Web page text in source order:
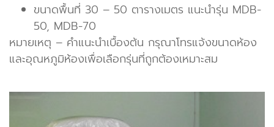
ขนาดพื้นที่ 30 – 50 ตารางเมตร แนะนำรุ่น MDB-
50, MDB-70
หมายเหตุ – คำแนะนำเบื้องต้น กรุณาโทรแจ้งขนาดห้อง
และอุณหภูมิห้องเพื่อเลือกรุ่นที่ถูกต้องเหมาะสม